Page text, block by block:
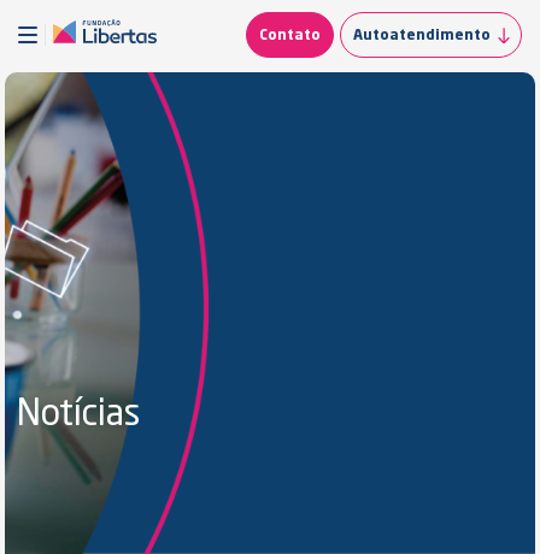
Contato Autoatendimento
Notícias